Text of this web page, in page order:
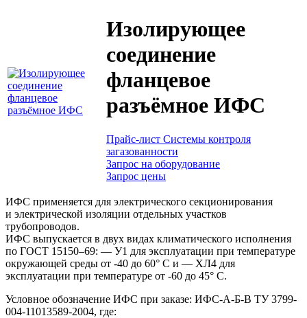
Изолирующее
соединение
фланцевое
разъёмное ИФС
Прайс-лист Системы контроля
загазованности
Запрос на оборудование
Запрос цены
ИФС применяется для электрического секционирования
и электрической изоляции отдельных участков
трубопроводов.
ИФС выпускается в двух видах климатического исполнения
по ГОСТ 15150–69: — У1 для эксплуатации при температуре
окружающей среды от -40 до 60° С и — ХЛ4 для
эксплуатации при температуре от -60 до 45° С.
Условное обозначение ИФС при заказе: ИФС-А-Б-В ТУ 3799-
004-11013589-2004, где: